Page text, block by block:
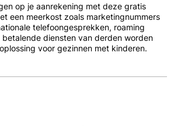
op je aanrekening met deze gratis
een meerkost zoals marketingnummers
telefoongesprekken, roaming
betalende diensten van derden worden
voor gezinnen met kinderen.